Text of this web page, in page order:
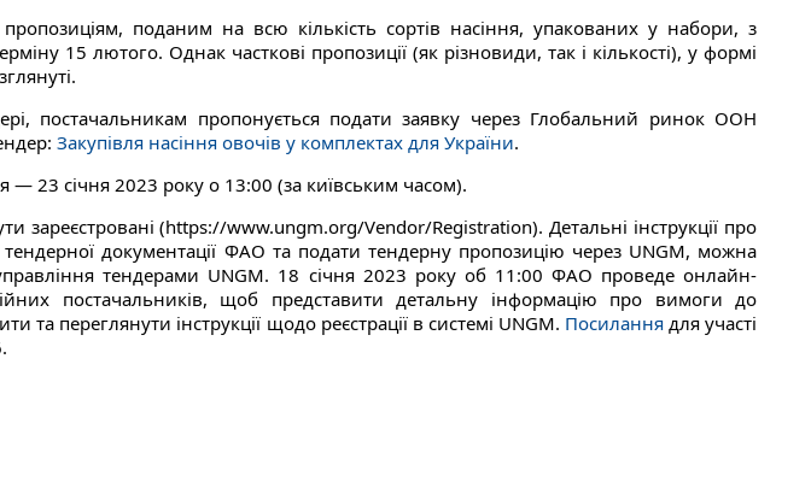
поданим на всю кількість сортів насіння, упакованих у набори, з
15 лютого. Однак часткові пропозиції (як різновиди, так і кількості), у формі
постачальникам пропонується подати заявку через Глобальний ринок ООН
Закупівля насіння овочів у комплектах для України.
— 23 січня 2023 року о 13:00 (за київським часом).
зареєстровані (https://www.ungm.org/Vendor/Registration). Детальні інструкції про
документації ФАО та подати тендерну пропозицію через UNGM, можна
тендерами UNGM. 18 січня 2023 року об 11:00 ФАО проведе онлайн-
постачальників, щоб представити детальну інформацію про вимоги до
та переглянути інструкції щодо реєстрації в системі UNGM. Посилання для участі